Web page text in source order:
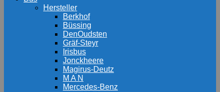
Hersteller
Berkhof
Büssing
DenOudsten
Gräf-Steyr
Irisbus
Jonckheere
Magirus-Deutz
M A N
Mercedes-Benz